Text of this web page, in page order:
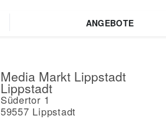
ANGEBOTE
Media Markt Lippstadt
Lippstadt
Südertor 1
59557 Lippstadt